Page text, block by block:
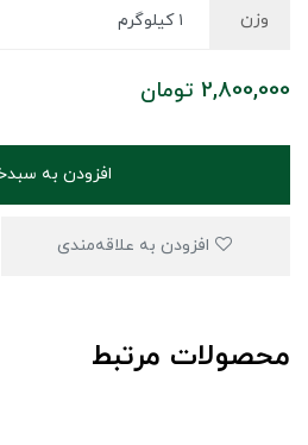
وزن
2,800,000 تومان
افزودن به
محصولات مرتبط